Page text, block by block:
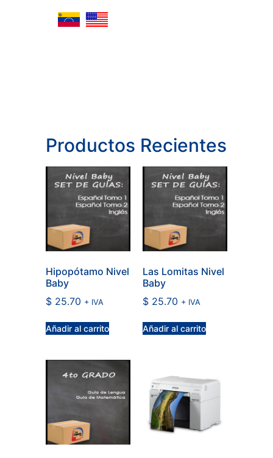
Productos Recientes
Hipopótamo Nivel
Baby
$ 25.70 + IVA
Añadir al carrito
Las Lomitas Nivel
Baby
$ 25.70 + IVA
Añadir al carrito